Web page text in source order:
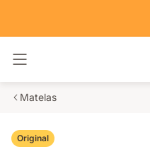
Matelas
Original